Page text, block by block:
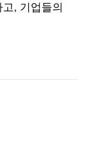
, 기업들의